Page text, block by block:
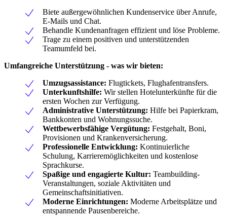
Biete außergewöhnlichen Kundenservice über Anrufe,
E-Mails und Chat.
Behandle Kundenanfragen effizient und löse Probleme.
Trage zu einem positiven und unterstützenden
Teamumfeld bei.
Umfangreiche Unterstützung - was wir bieten:
Umzugsassistance: Flugtickets, Flughafentransfers.
Unterkunftshilfe: Wir stellen Hotelunterkünfte für die
ersten Wochen zur Verfügung.
Administrative Unterstützung: Hilfe bei Papierkram,
Bankkonten und Wohnungssuche.
Wettbewerbsfähige Vergütung: Festgehalt, Boni,
Provisionen und Krankenversicherung.
Professionelle Entwicklung: Kontinuierliche
Schulung, Karrieremöglichkeiten und kostenlose
Sprachkurse.
Spaßige und engagierte Kultur: Teambuilding-
Veranstaltungen, soziale Aktivitäten und
Gemeinschaftsinitiativen.
Moderne Einrichtungen: Moderne Arbeitsplätze und
entspannende Pausenbereiche.